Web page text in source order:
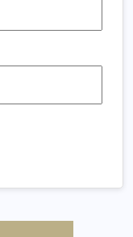
maratonów w
dla Bohaterów!